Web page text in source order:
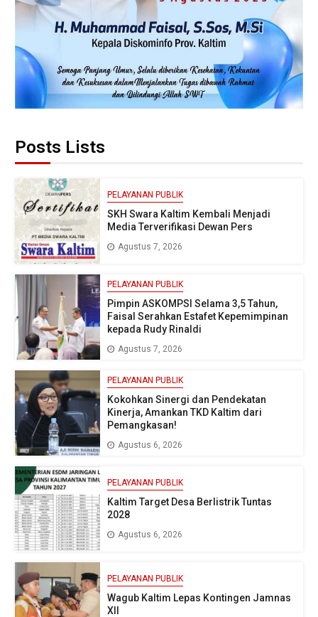
Posts Lists
PELAYANAN PUBLIK
SKH Swara Kaltim Kembali Menjadi
Media Terverifikasi Dewan Pers
Agustus 7, 2026
PELAYANAN PUBLIK
Pimpin ASKOMPSI Selama 3,5 Tahun,
Faisal Serahkan Estafet Kepemimpinan
kepada Rudy Rinaldi
Agustus 7, 2026
PELAYANAN PUBLIK
Kokohkan Sinergi dan Pendekatan
Kinerja, Amankan TKD Kaltim dari
Pemangkasan!
Agustus 6, 2026
PELAYANAN PUBLIK
Kaltim Target Desa Berlistrik Tuntas
2028
Agustus 6, 2026
PELAYANAN PUBLIK
Wagub Kaltim Lepas Kontingen Jamnas
XII